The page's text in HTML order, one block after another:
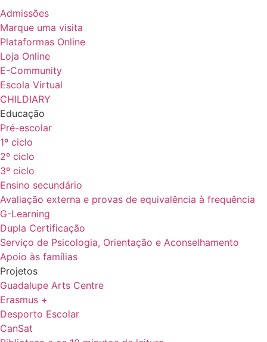
Admissões
Marque uma visita
Plataformas Online
Loja Online
E-Community
Escola Virtual
CHILDIARY
Educação
Pré-escolar
1º ciclo
2º ciclo
3º ciclo
Ensino secundário
Avaliação externa e provas de equivalência à frequência
G-Learning
Dupla Certificação
Serviço de Psicologia, Orientação e Aconselhamento
Apoio às famílias
Projetos
Guadalupe Arts Centre
Erasmus +
Desporto Escolar
CanSat